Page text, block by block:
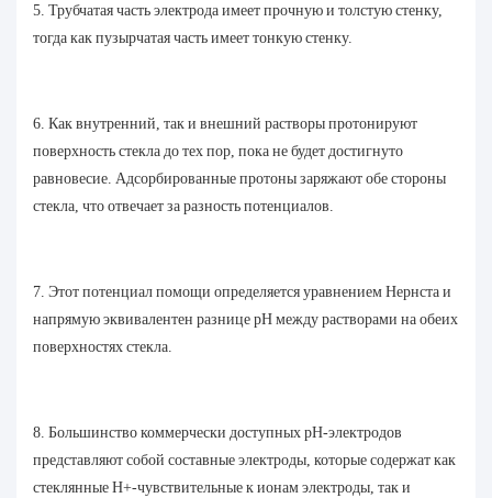
5. Трубчатая часть электрода имеет прочную и толстую стенку,
тогда как пузырчатая часть имеет тонкую стенку.
6. Как внутренний, так и внешний растворы протонируют
поверхность стекла до тех пор, пока не будет достигнуто
равновесие. Адсорбированные протоны заряжают обе стороны
стекла, что отвечает за разность потенциалов.
7. Этот потенциал помощи определяется уравнением Нернста и
напрямую эквивалентен разнице pH между растворами на обеих
поверхностях стекла.
8. Большинство коммерчески доступных pH-электродов
представляют собой составные электроды, которые содержат как
стеклянные H+-чувствительные к ионам электроды, так и